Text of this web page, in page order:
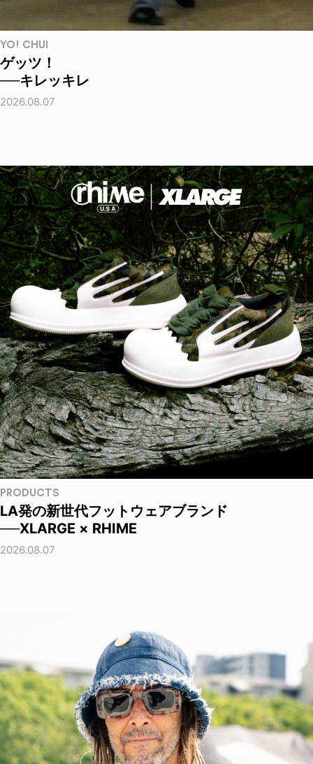
YO! CHUI
ゲッツ！
──キレッキレ
2026.08.07
PRODUCTS
LA発の新世代フットウェアブランド
──XLARGE × RHIME
2026.08.07